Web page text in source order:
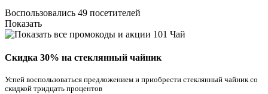
Воспользовались 49 посетителей
Показать
Скидка 30% на стеклянный чайник
Успей воспользоваться предложением и приобрести стеклянный чайник со
скидкой тридцать процентов